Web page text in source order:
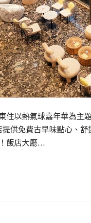
住以熱氣球嘉年華為主
供免費古早味點心、
飯店大廳…